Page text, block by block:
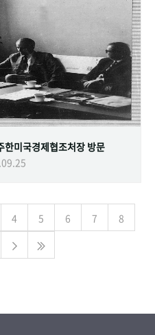
한미국경제협조처장 방문
4 5 6 7
8